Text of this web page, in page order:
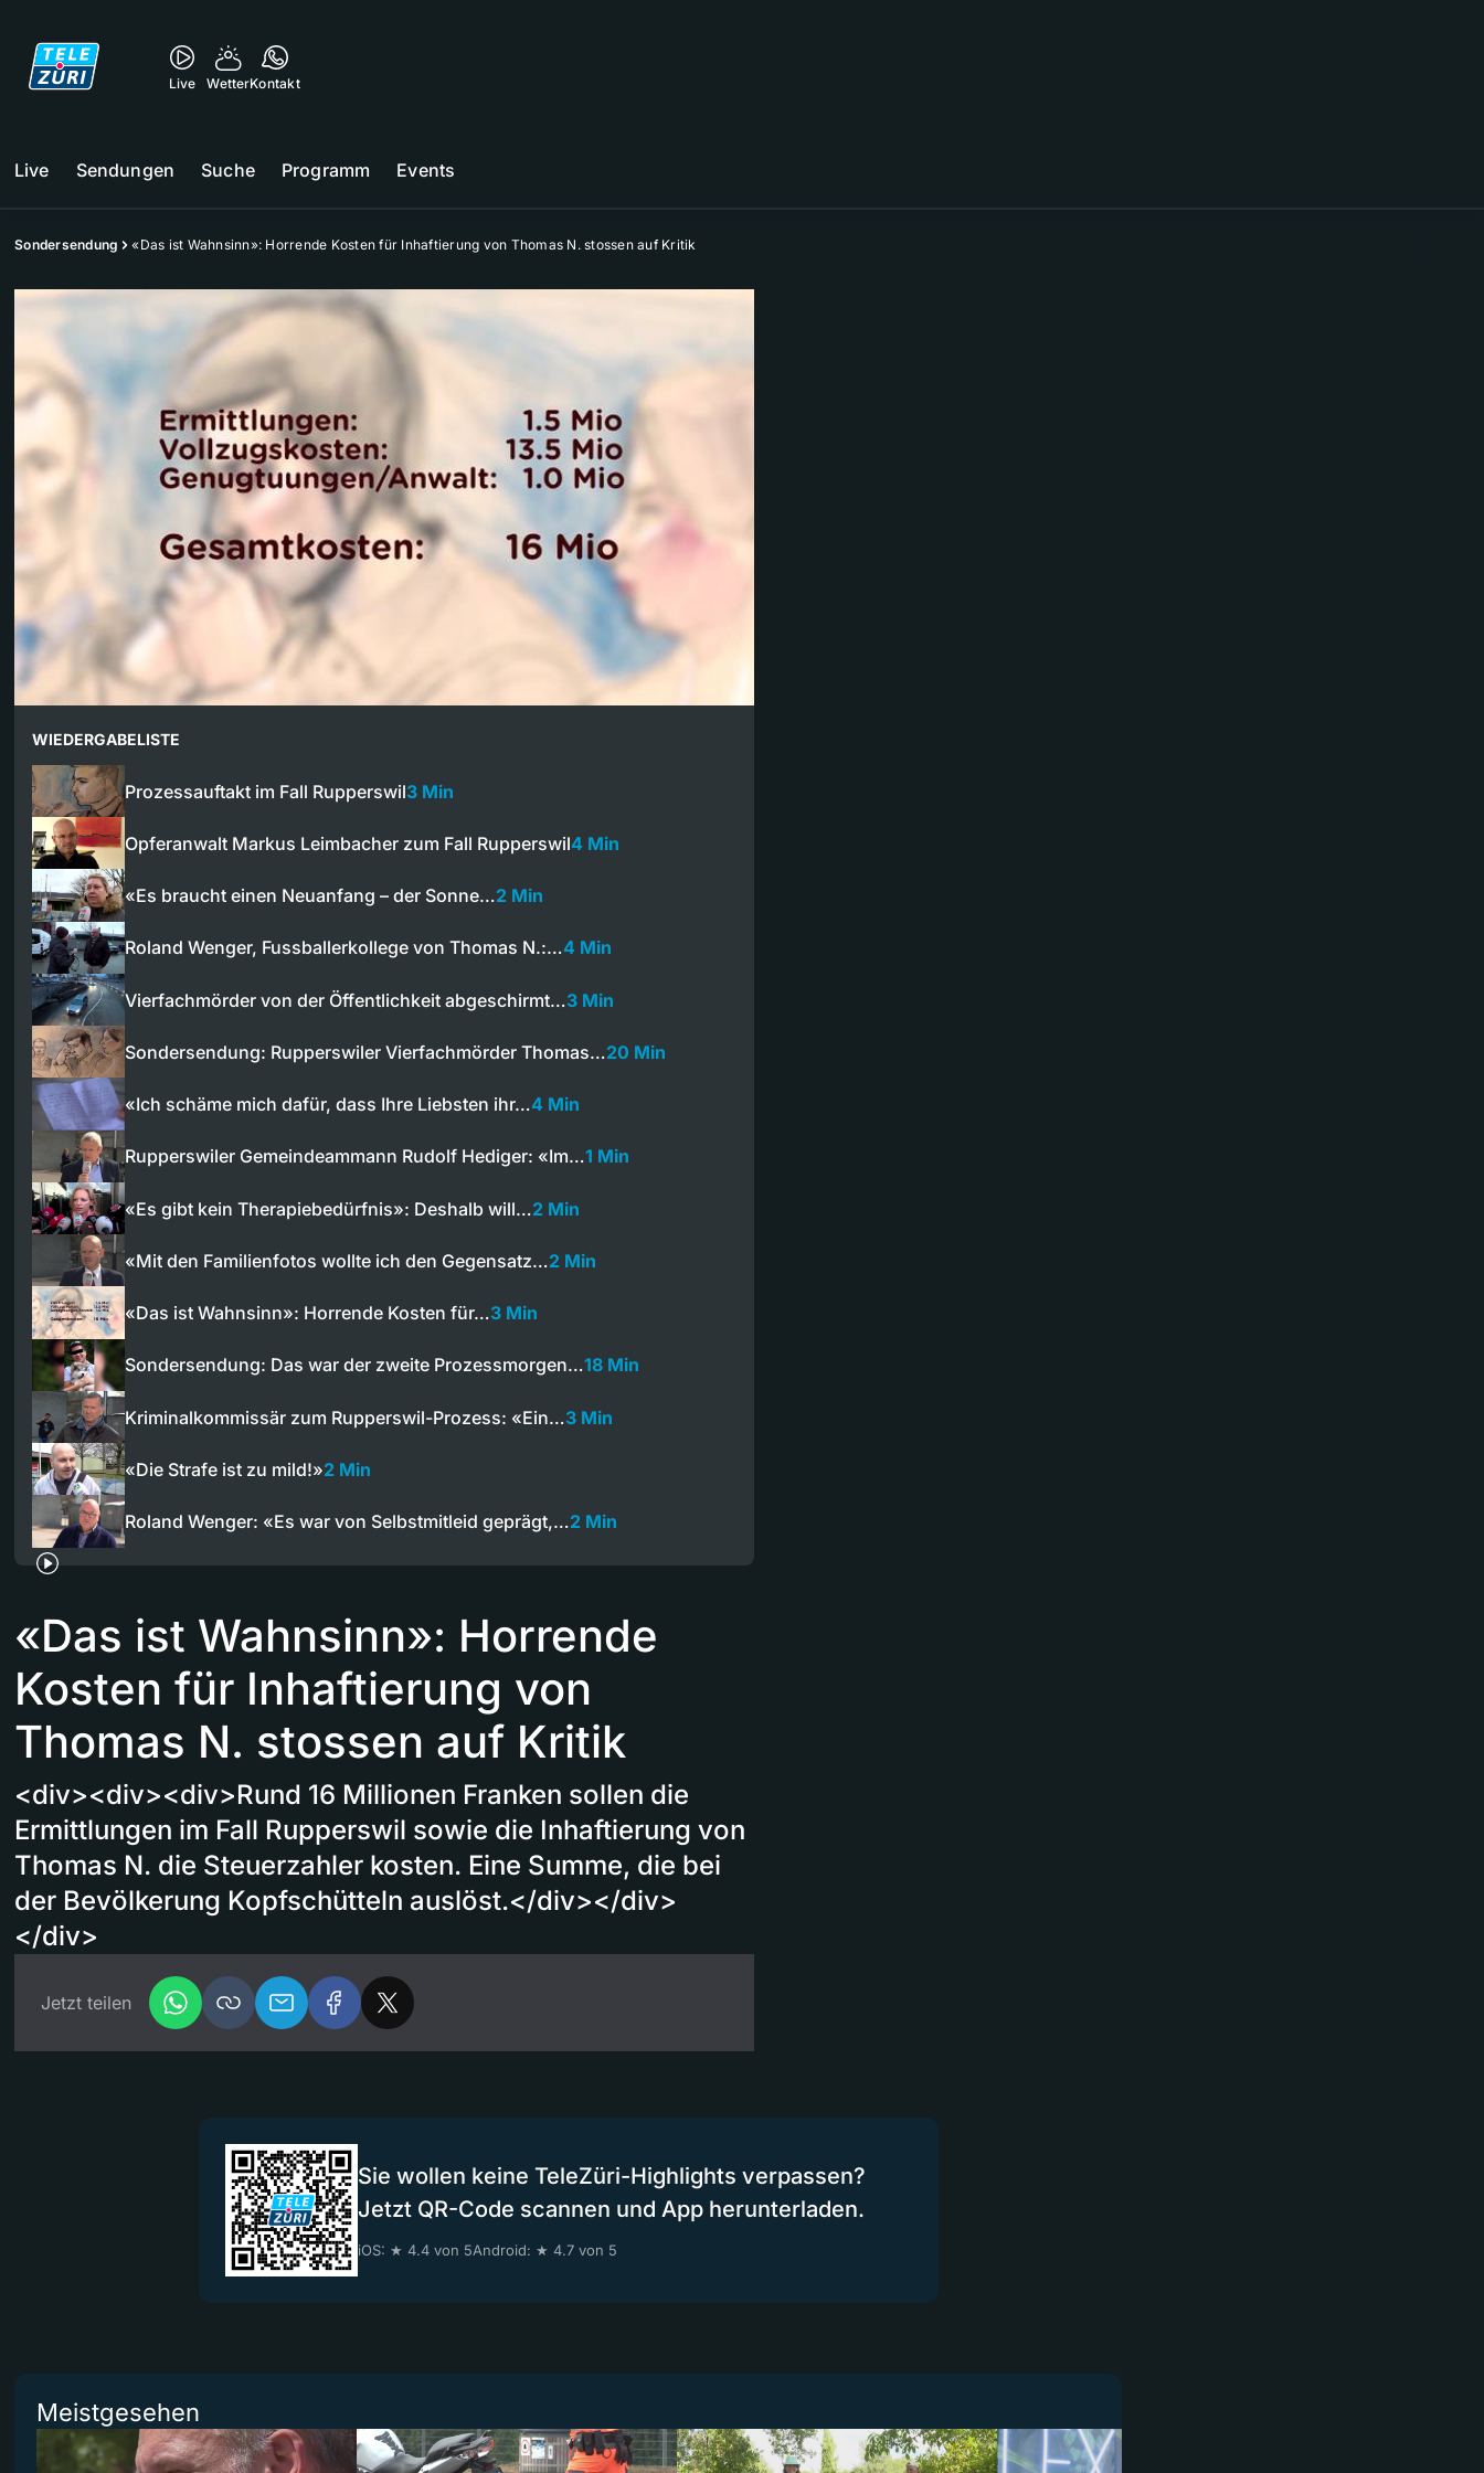
Live WetterKontakt
Live Sendungen Suche Programm Events
Sondersendung «Das ist Wahnsinn»: Horrende Kosten für Inhaftierung von Thomas N. stossen auf Kritik
WIEDERGABELISTE
Prozessauftakt im Fall Rupperswil3 Min
Opferanwalt Markus Leimbacher zum Fall Rupperswil4 Min
«Es braucht einen Neuanfang – der Sonne…2 Min
Roland Wenger, Fussballerkollege von Thomas N.:…4 Min
Vierfachmörder von der Öffentlichkeit abgeschirmt…3 Min
Sondersendung: Rupperswiler Vierfachmörder Thomas…20 Min
«Ich schäme mich dafür, dass Ihre Liebsten ihr…4 Min
Rupperswiler Gemeindeammann Rudolf Hediger: «Im…1 Min
«Es gibt kein Therapiebedürfnis»: Deshalb will…2 Min
«Mit den Familienfotos wollte ich den Gegensatz…2 Min
«Das ist Wahnsinn»: Horrende Kosten für…3 Min
Sondersendung: Das war der zweite Prozessmorgen…18 Min
Kriminalkommissär zum Rupperswil-Prozess: «Ein…3 Min
«Die Strafe ist zu mild!»2 Min
Roland Wenger: «Es war von Selbstmitleid geprägt,…2 Min
«Das ist Wahnsinn»: Horrende
Kosten für Inhaftierung von
Thomas N. stossen auf Kritik
<div><div><div>Rund 16 Millionen Franken sollen die
Ermittlungen im Fall Rupperswil sowie die Inhaftierung von
Thomas N. die Steuerzahler kosten. Eine Summe, die bei
der Bevölkerung Kopfschütteln auslöst.</div></div>
</div>
Jetzt teilen
Sie wollen keine TeleZüri-Highlights verpassen?
Jetzt QR-Code scannen und App herunterladen.
iOS: ★ 4.4 von 5Android: ★ 4.7 von 5
Meistgesehen